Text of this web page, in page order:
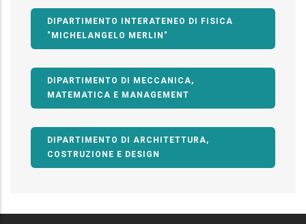
DIPARTIMENTO INTERATENEO DI FISICA
"MICHELANGELO MERLIN"
DIPARTIMENTO DI MECCANICA,
MATEMATICA E MANAGEMENT
DIPARTIMENTO DI ARCHITETTURA,
COSTRUZIONE E DESIGN